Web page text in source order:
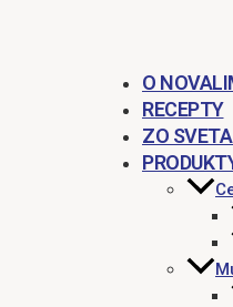
O
RECEPTY
ZO